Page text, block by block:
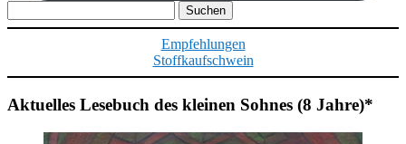
nach:
Empfehlungen
Stoffkaufschwein
Aktuelles Lesebuch des kleinen Sohnes (8 Jahre)*